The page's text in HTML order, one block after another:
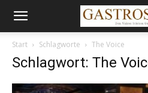
Start Schlagworte The Voice
Schlagwort: The